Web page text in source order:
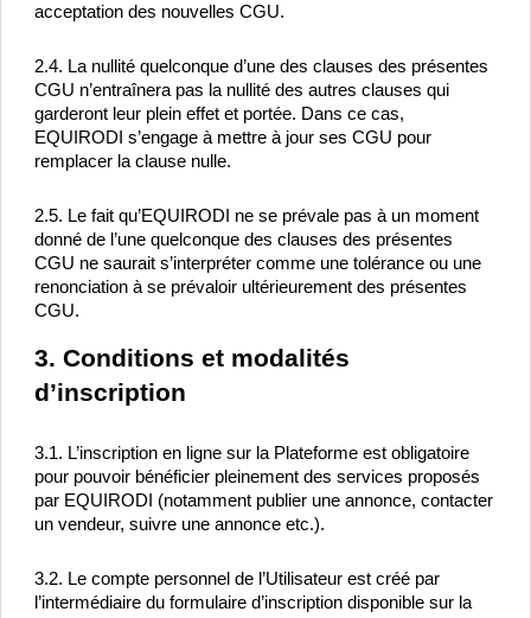
acceptation des nouvelles CGU.
2.4. La nullité quelconque d’une des clauses des présentes
CGU n’entraînera pas la nullité des autres clauses qui
garderont leur plein effet et portée. Dans ce cas,
EQUIRODI s’engage à mettre à jour ses CGU pour
remplacer la clause nulle.
2.5. Le fait qu’EQUIRODI ne se prévale pas à un moment
donné de l’une quelconque des clauses des présentes
CGU ne saurait s’interpréter comme une tolérance ou une
renonciation à se prévaloir ultérieurement des présentes
CGU.
3. Conditions et modalités
d’inscription
3.1. L’inscription en ligne sur la Plateforme est obligatoire
pour pouvoir bénéficier pleinement des services proposés
par EQUIRODI (notamment publier une annonce, contacter
un vendeur, suivre une annonce etc.).
3.2. Le compte personnel de l’Utilisateur est créé par
l’intermédiaire du formulaire d’inscription disponible sur la